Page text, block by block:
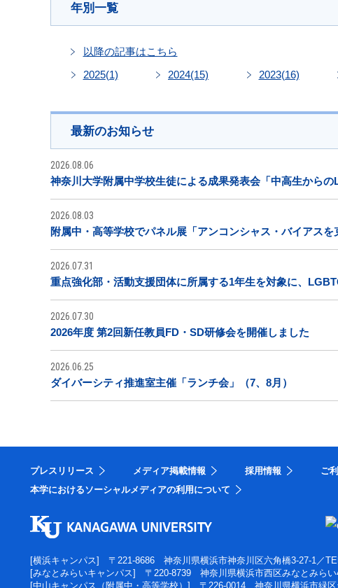
年別一覧
以降の記事はこちら
2025(1) 2024(15) 2023(16)
最新のお知らせ
2026.08.06
神奈川大学附属中学校生徒による成果発表会「中高生から
2026.08.03
附属中・高等学校でパネル展「アンコンシャス・バイアス
2026.07.31
重点強化部・活動支援団体に所属する1年生を対象に、
2026.07.30
2026年度 第2回新任教員FD・SD研修会を開催しました
2026.06.25
ダイバーシティ推進室主催「ランチ会」（7、8月）
プレスリリース メディア掲載情報 採用情報 ご
本学におけるソーシャルメディアの利用について
[横浜キャンパス] 〒221-8686 神奈川県横浜市神奈川区六角橋3-27-1 ／
[みなとみらいキャンパス] 〒220-8739 神奈川県横浜市西区みなとみらい
[中山キャンパス（附属中・高等学校）] 〒226-0014 神奈川県横浜市緑区